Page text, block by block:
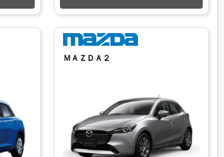
ＭＡＺＤＡ２